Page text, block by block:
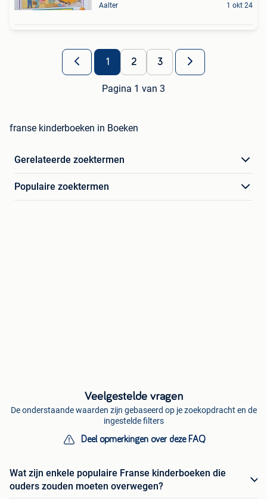
Aalter 1 okt 24
1 2 3
Pagina 1 van 3
franse kinderboeken in Boeken
Gerelateerde zoektermen
Populaire zoektermen
Veelgestelde vragen
De onderstaande waarden zijn gebaseerd op je zoekopdracht en de
ingestelde filters
Deel opmerkingen over deze FAQ
Wat zijn enkele populaire Franse kinderboeken die
ouders zouden moeten overwegen?